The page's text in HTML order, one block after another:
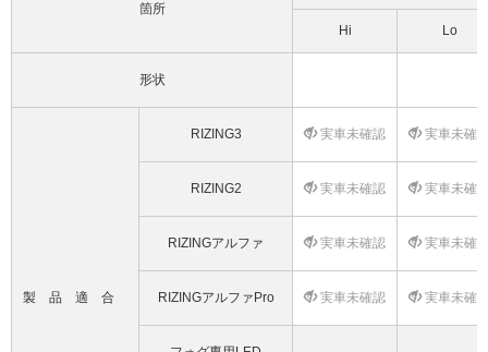
箇所
Hi Lo
形状
製品適合
RIZING3 実車未確認 実車未確
RIZING2 実車未確認 実車未確
RIZINGアルファ 実車未確認 実車未確
RIZINGアルファPro 実車未確認 実車未確